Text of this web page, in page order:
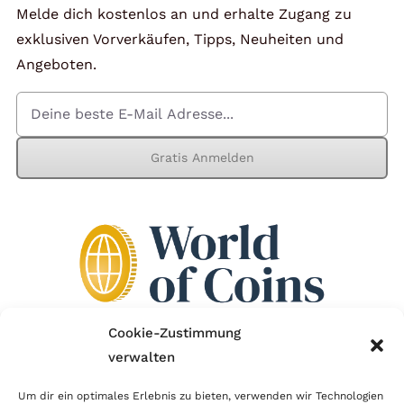
Cookie-Zustimmung
verwalten
Um dir ein optimales Erlebnis zu bieten, verwenden wir Technologien
Melde dich kostenlos an und erhalte Zugang zu
exklusiven Vorverkäufen, Tipps, Neuheiten und
Angeboten.
Gratis Anmelden